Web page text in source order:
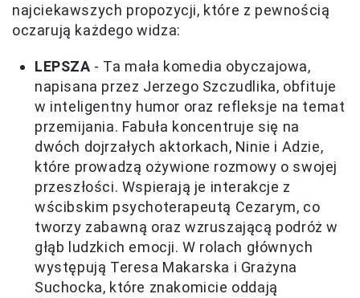
najciekawszych propozycji, które z pewnością
oczarują każdego widza:
LEPSZA - Ta mała komedia obyczajowa,
napisana przez Jerzego Szczudlika, obfituje
w inteligentny humor oraz refleksje na temat
przemijania. Fabuła koncentruje się na
dwóch dojrzałych aktorkach, Ninie i Adzie,
które prowadzą ożywione rozmowy o swojej
przeszłości. Wspierają je interakcje z
wścibskim psychoterapeutą Cezarym, co
tworzy zabawną oraz wzruszającą podróż w
głąb ludzkich emocji. W rolach głównych
występują Teresa Makarska i Grażyna
Suchocka, które znakomicie oddają